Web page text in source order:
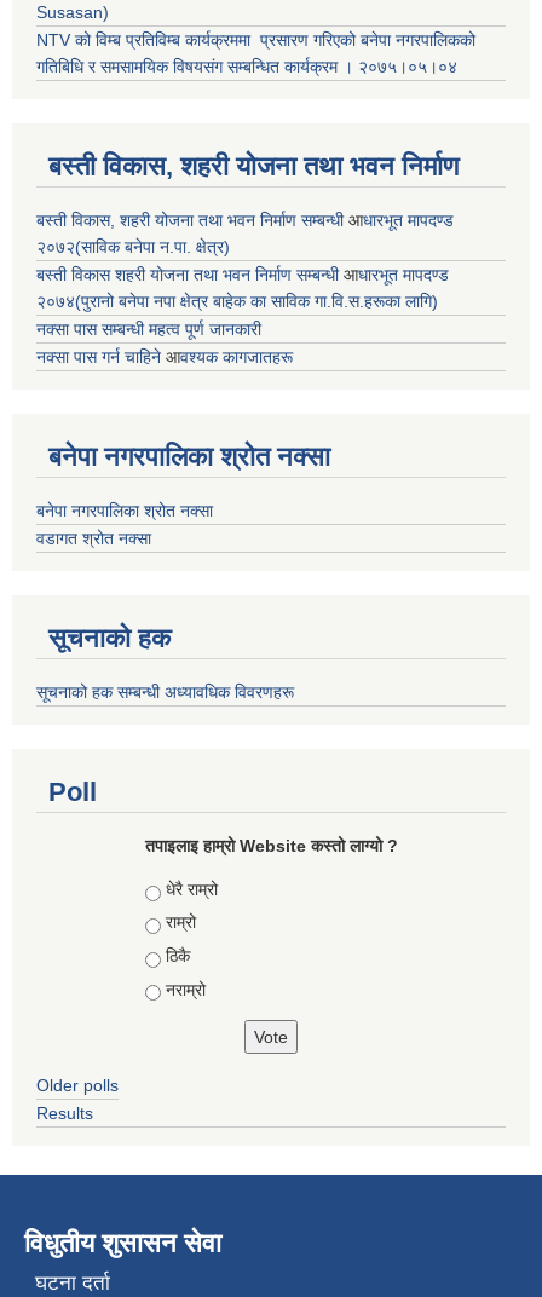
Susasan)
NTV को विम्ब प्रतिविम्ब कार्यक्रममा प्रसारण गरिएकोबनेपा नगरपालिकको
गतिबिधि र समसामयिक विषयसंग सम्बन्धित कार्यक्रम । २०७५।०५।०४
बस्ती विकास, शहरी योजना तथा भवन निर्माण
बस्ती विकास, शहरी योजना तथा भवन निर्माण सम्बन्धीआधारभूत मापदण्ड
२०७२(साविक बनेपा न.पा. क्षेत्र)
बस्ती विकास शहरी योजना तथा भवन निर्माण सम्बन्धीआधारभूत मापदण्ड
२०७४(पुरानो बनेपा नपा क्षेत्र बाहेक का साविक गा.वि.स.हरूका लागि)
नक्सा पास सम्बन्धी महत्व पूर्ण जानकारी
नक्सा पास गर्न चाहिने आवश्यक कागजातहरू
बनेपा नगरपालिका श्रोत नक्सा
बनेपा नगरपालिका श्रोत नक्सा
वडागत श्रोत नक्सा
सूचनाको हक
सूचनाको हक सम्बन्धी अध्यावधिक विवरणहरू
Poll
तपाइलाइ हाम्रो Website कस्तो लाग्यो ?
Choices
धेरै राम्रो
राम्रो
ठिकै
नराम्रो
Older polls
Results
विधुतीय शुसासन सेवा
घटना दर्ता